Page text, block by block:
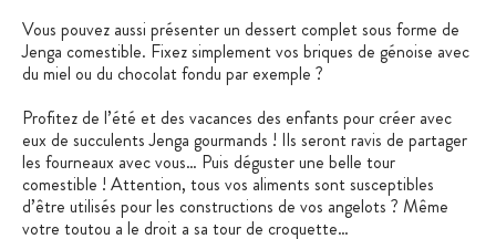
Vous pouvez aussi présenter un dessert complet sous forme de
Jenga comestible. Fixez simplement vos briques de génoise avec
du miel ou du chocolat fondu par exemple ?
Profitez de l’été et des vacances des enfants pour créer avec
eux de succulents Jenga gourmands ! Ils seront ravis de partager
les fourneaux avec vous… Puis déguster une belle tour
comestible ! Attention, tous vos aliments sont susceptibles
d’être utilisés pour les constructions de vos angelots ? Même
votre toutou a le droit a sa tour de croquette…